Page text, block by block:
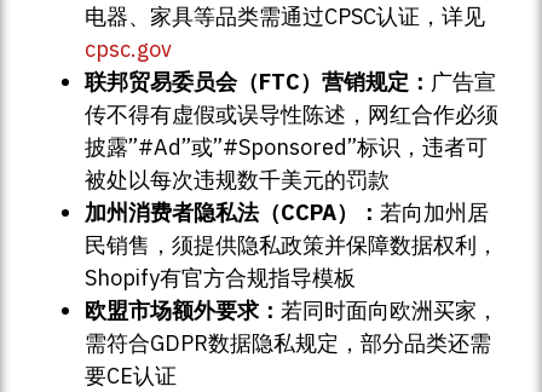
电器、家具等品类需通过CPSC认证，详见
cpsc.gov
联邦贸易委员会（FTC）营销规定： 广告宣
传不得有虚假或误导性陈述，网红合作必须
披露”#Ad”或”#Sponsored”标识，违者可
被处以每次违规数千美元的罚款
加州消费者隐私法（CCPA）： 若向加州居
民销售，须提供隐私政策并保障数据权利，
Shopify有官方合规指导模板
欧盟市场额外要求： 若同时面向欧洲买家，
需符合GDPR数据隐私规定，部分品类还需
要CE认证